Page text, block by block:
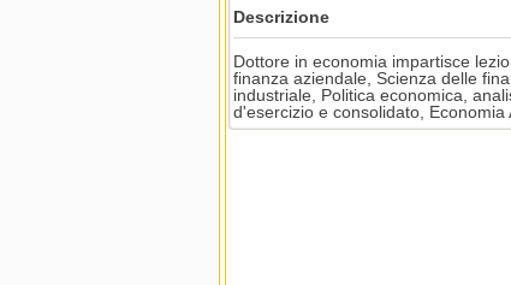
Descrizione
Dottore in economia impartisce
finanza aziendale, Scienza delle
industriale, Politica economica,
d'esercizio e consolidato,